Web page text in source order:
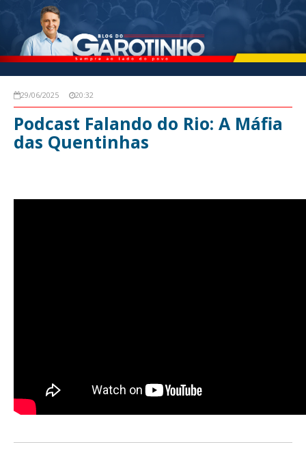
29/06/2025 20:32
Podcast Falando do Rio: A Máfia
das Quentinhas